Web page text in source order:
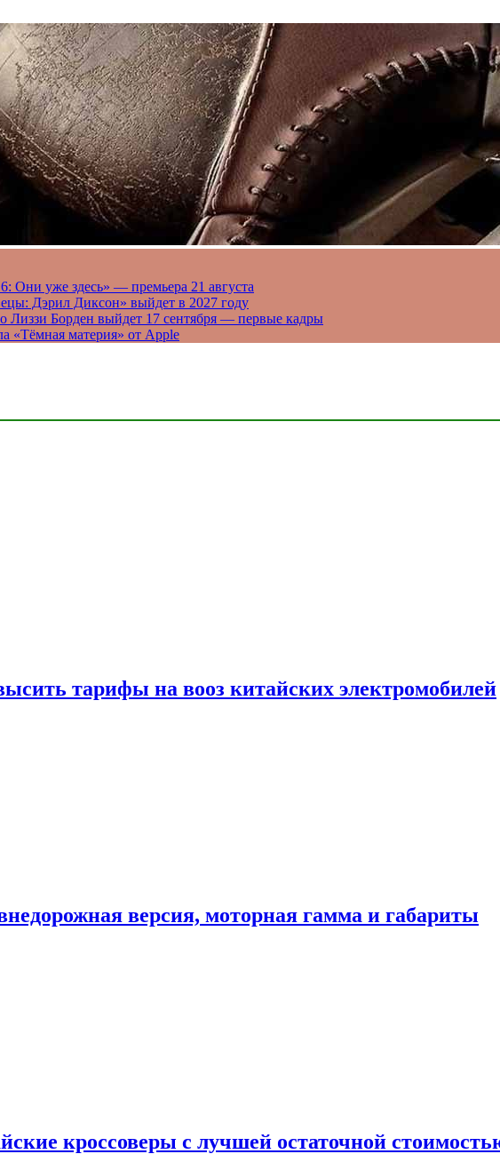
Они уже здесь» — премьера 21 августа
Дэрил Диксон» выйдет в 2027 году
Лиззи Борден выйдет 17 сентября — первые кадры
«Тёмная материя» от Apple
тарифы на вооз китайских электромобилей
версия, моторная гамма и габариты
кроссоверы с лучшей остаточной